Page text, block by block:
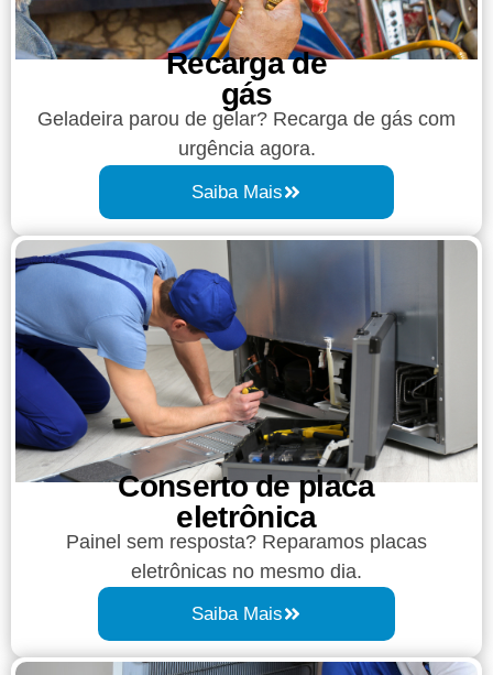
Recarga de
gás
Geladeira parou de gelar? Recarga de gás com
urgência agora.
Saiba Mais
Conserto de placa
eletrônica
Painel sem resposta? Reparamos placas
eletrônicas no mesmo dia.
Saiba Mais